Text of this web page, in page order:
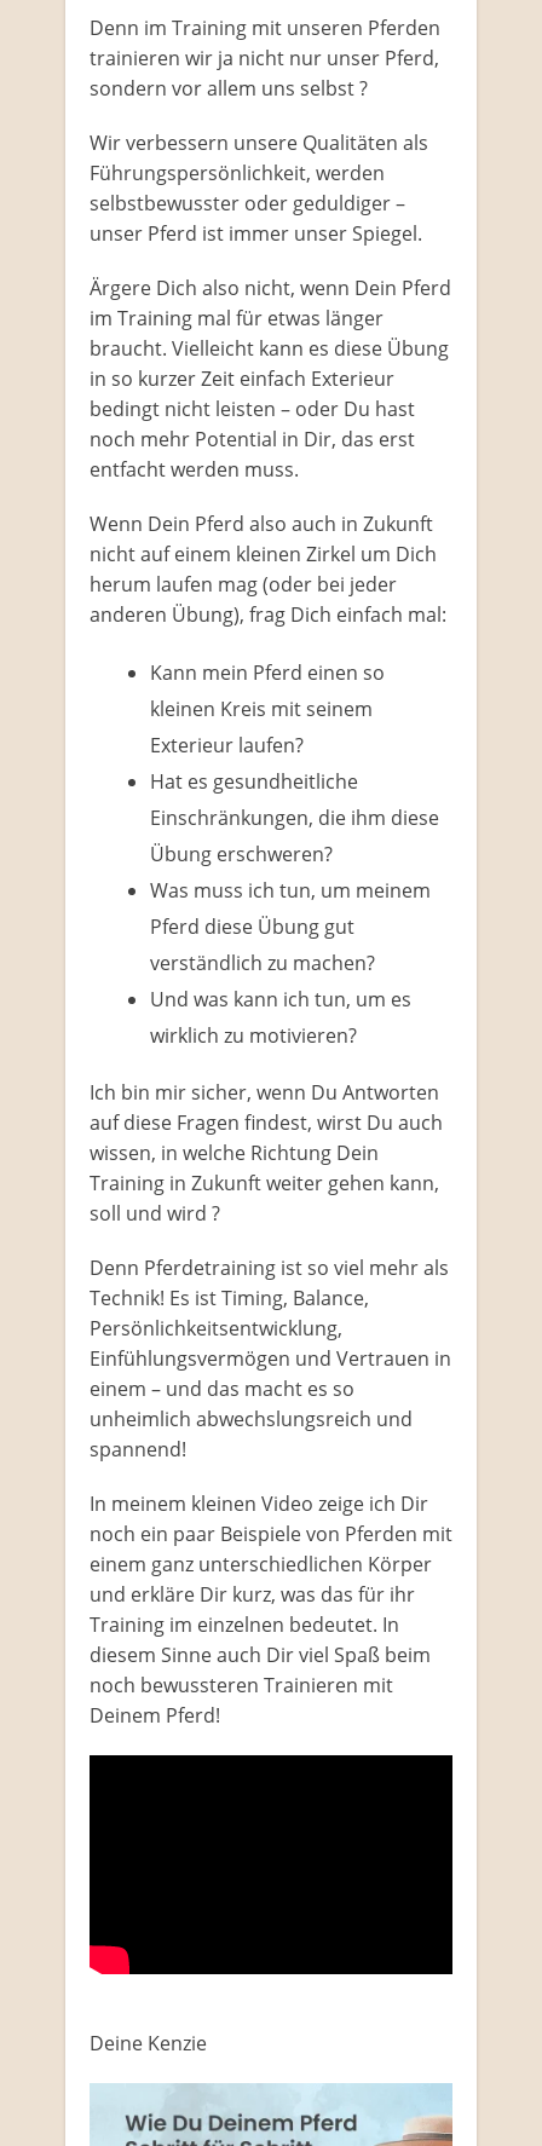
Denn im Training mit unseren Pferden
trainieren wir ja nicht nur unser Pferd,
sondern vor allem uns selbst ?
Wir verbessern unsere Qualitäten als
Führungspersönlichkeit, werden
selbstbewusster oder geduldiger –
unser Pferd ist immer unser Spiegel.
Ärgere Dich also nicht, wenn Dein Pferd
im Training mal für etwas länger
braucht. Vielleicht kann es diese Übung
in so kurzer Zeit einfach Exterieur
bedingt nicht leisten – oder Du hast
noch mehr Potential in Dir, das erst
entfacht werden muss.
Wenn Dein Pferd also auch in Zukunft
nicht auf einem kleinen Zirkel um Dich
herum laufen mag (oder bei jeder
anderen Übung), frag Dich einfach mal:
Kann mein Pferd einen so
kleinen Kreis mit seinem
Exterieur laufen?
Hat es gesundheitliche
Einschränkungen, die ihm diese
Übung erschweren?
Was muss ich tun, um meinem
Pferd diese Übung gut
verständlich zu machen?
Und was kann ich tun, um es
wirklich zu motivieren?
Ich bin mir sicher, wenn Du Antworten
auf diese Fragen findest, wirst Du auch
wissen, in welche Richtung Dein
Training in Zukunft weiter gehen kann,
soll und wird ?
Denn Pferdetraining ist so viel mehr als
Technik! Es ist Timing, Balance,
Persönlichkeitsentwicklung,
Einfühlungsvermögen und Vertrauen in
einem – und das macht es so
unheimlich abwechslungsreich und
spannend!
In meinem kleinen Video zeige ich Dir
noch ein paar Beispiele von Pferden mit
einem ganz unterschiedlichen Körper
und erkläre Dir kurz, was das für ihr
Training im einzelnen bedeutet. In
diesem Sinne auch Dir viel Spaß beim
noch bewussteren Trainieren mit
Deinem Pferd!
Deine Kenzie